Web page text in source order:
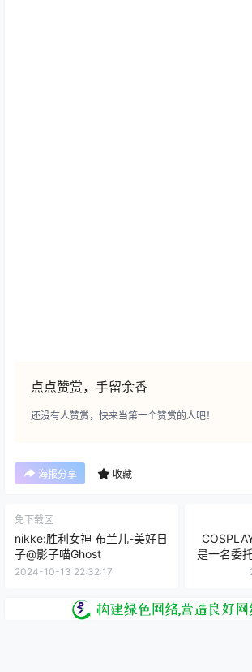
点点赞赏，手留余香
还没有人赞赏，快来当第一个赞赏的人吧！
海报分享 收藏
免下载区
nikke:胜利女神 布兰儿-美好日
子@影子喵Ghost
2024-10-13 22:32:17
是一名委